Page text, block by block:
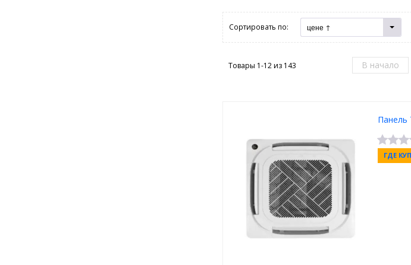
Сортировать по: цене ↑
Товары 1-12 из 143 В начало
Панель
ГДЕ